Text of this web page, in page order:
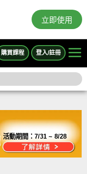
立即使用
購買課程 登入/註冊
活動期間：7/31 ~ 8/28